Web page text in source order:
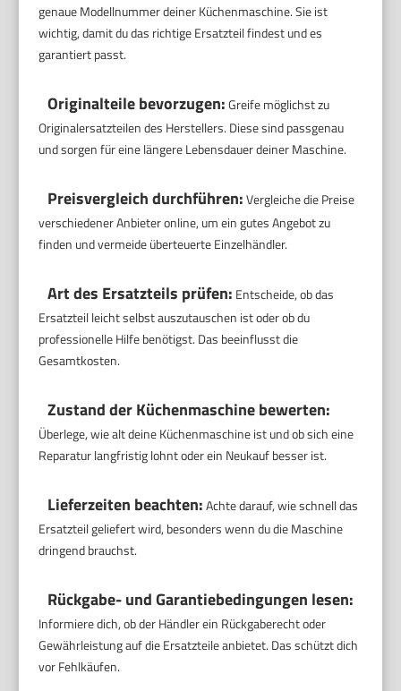
genaue Modellnummer deiner Küchenmaschine. Sie ist
wichtig, damit du das richtige Ersatzteil findest und es
garantiert passt.
Originalteile bevorzugen:Greife möglichst zu
Originalersatzteilen des Herstellers. Diese sind passgenau
und sorgen für eine längere Lebensdauer deiner Maschine.
Preisvergleich durchführen:Vergleiche die Preise
verschiedener Anbieter online, um ein gutes Angebot zu
finden und vermeide überteuerte Einzelhändler.
Art des Ersatzteils prüfen: Entscheide, ob das
Ersatzteil leicht selbst auszutauschen ist oder ob du
professionelle Hilfe benötigst. Das beeinflusst die
Gesamtkosten.
Zustand der Küchenmaschine bewerten:
Überlege, wie alt deine Küchenmaschine ist und ob sich eine
Reparatur langfristig lohnt oder ein Neukauf besser ist.
Lieferzeiten beachten:Achte darauf, wie schnell das
Ersatzteil geliefert wird, besonders wenn du die Maschine
dringend brauchst.
Rückgabe- und Garantiebedingungen lesen:
Informiere dich, ob der Händler ein Rückgaberecht oder
Gewährleistung auf die Ersatzteile anbietet. Das schützt dich
vor Fehlkäufen.